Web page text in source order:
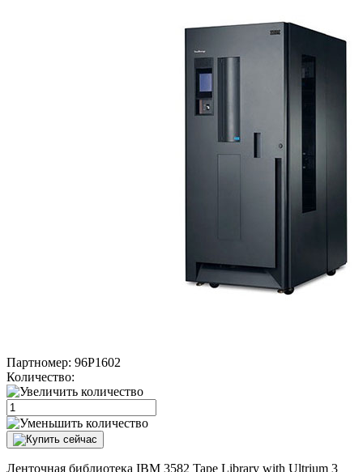
Партномер: 96P1602
Количество:
Ленточная библиотека IBM 3582 Tape Library with Ultrium 3